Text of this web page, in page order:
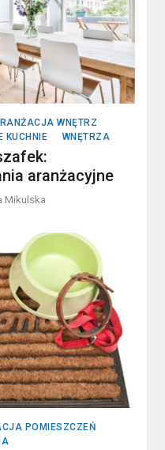
WNĘTRZ
KUCHNIE WNĘTRZA
aranżacyjne
Mikulska
POMIESZCZEŃ